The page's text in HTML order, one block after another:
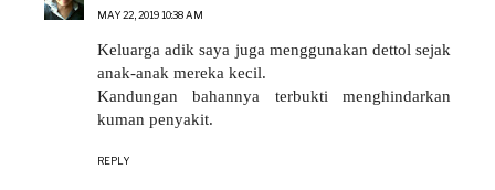
MAY 22, 2019 10:38 AM
Keluarga adik saya juga menggunakan dettol sejak
anak-anak mereka kecil.
Kandungan bahannya terbukti menghindarkan
kuman penyakit.
REPLY